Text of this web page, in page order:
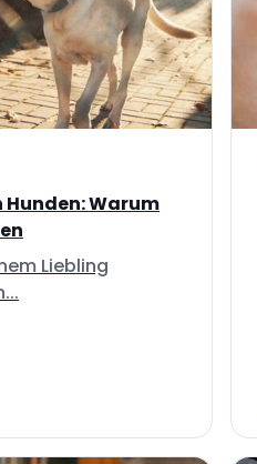
Warum
Liebling